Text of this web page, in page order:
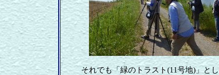
それでも「緑のトラスト(11号地)」と